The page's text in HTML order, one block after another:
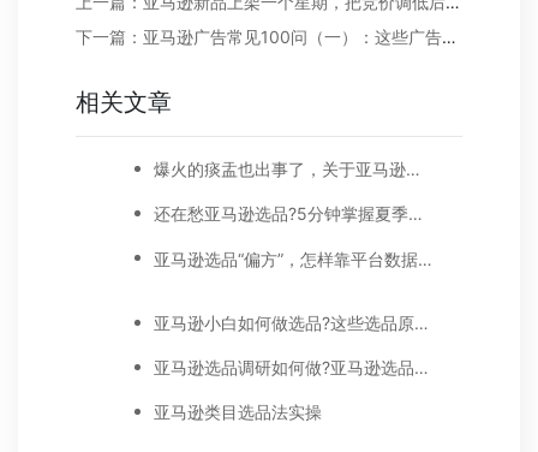
下一篇：亚马逊广告常见100问（一）：这些广告投放的“大坑”，你还在踩吗？
相关文章
爆火的痰盂也出事了，关于亚马逊选品还敢随便开玩笑吗?
还在愁亚马逊选品?5分钟掌握夏季欧美亚时尚选品最新趋势!
亚马逊选品“偏方”，怎样靠平台数据做好选品?
亚马逊小白如何做选品?这些选品原则不了解会吃大亏
亚马逊选品调研如何做?亚马逊选品调研方法详解
亚马逊类目选品法实操